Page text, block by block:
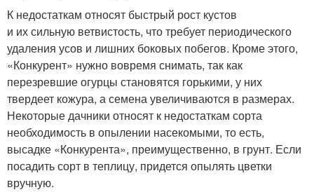
К недостаткам относят быстрый рост кустов
и их сильную ветвистость, что требует периодического
удаления усов и лишних боковых побегов. Кроме этого,
«Конкурент» нужно вовремя снимать, так как
перезревшие огурцы становятся горькими, у них
твердеет кожура, а семена увеличиваются в размерах.
Некоторые дачники относят к недостаткам сорта
необходимость в опылении насекомыми, то есть,
высадке «Конкурента», преимущественно, в грунт. Если
посадить сорт в теплицу, придется опылять цветки
вручную.